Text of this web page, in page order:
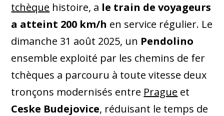
tchèque histoire, a le train de voyageurs
a atteint 200 km/h en service régulier. Le
dimanche 31 août 2025, un Pendolino
ensemble exploité par les chemins de fer
tchèques a parcouru à toute vitesse deux
tronçons modernisés entre Prague et
Ceske Budejovice, réduisant le temps de